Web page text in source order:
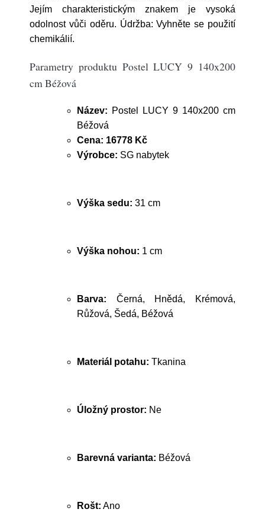
Jejím charakteristickým znakem je vysoká
odolnost vůči oděru. Údržba: Vyhněte se použití
chemikálií.
Parametry produktu Postel LUCY 9 140x200
cm Béžová
Název: Postel LUCY 9 140x200 cm
Béžová
Cena: 16778 Kč
Výrobce: SG nabytek
Výška sedu: 31 cm
Výška nohou: 1 cm
Barva: Černá, Hnědá, Krémová,
Růžová, Šedá, Béžová
Materiál potahu: Tkanina
Úložný prostor: Ne
Barevná varianta: Béžová
Rošt: Ano